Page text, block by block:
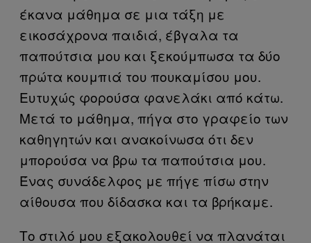
έκανα μάθημα σε μια τάξη με
εικοσάχρονα παιδιά, έβγαλα τα
παπούτσια μου και ξεκούμπωσα τα δύο
πρώτα κουμπιά του πουκαμίσου μου.
Ευτυχώς φορούσα φανελάκι από κάτω.
Μετά το μάθημα, πήγα στο γραφείο των
καθηγητών και ανακοίνωσα ότι δεν
μπορούσα να βρω τα παπούτσια μου.
Ένας συνάδελφος με πήγε πίσω στην
αίθουσα που δίδασκα και τα βρήκαμε.
Το στιλό μου εξακολουθεί να πλανάται